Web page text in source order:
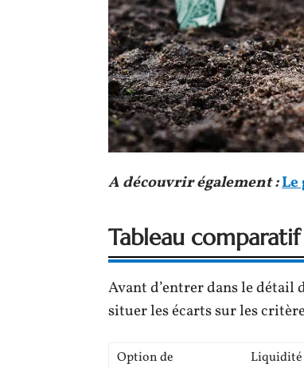
A découvrir également :Le
Tableau
Avant d’entrer dans le détail
situer les écarts sur les
Option de
Liquidité